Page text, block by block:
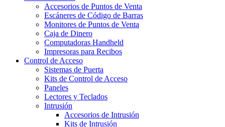
Accesorios de Puntos de Venta
Escáneres de Código de Barras
Monitores de Puntos de Venta
Caja de Dinero
Computadoras Handheld
Impresoras para Recibos
Control de Acceso
Sistemas de Puerta
Kits de Control de Acceso
Paneles
Lectores y Teclados
Intrusión
Accesorios de Intrusión
Kits de Intrusión